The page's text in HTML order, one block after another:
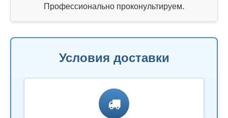
Профессионально проконультируем.
Условия доставки